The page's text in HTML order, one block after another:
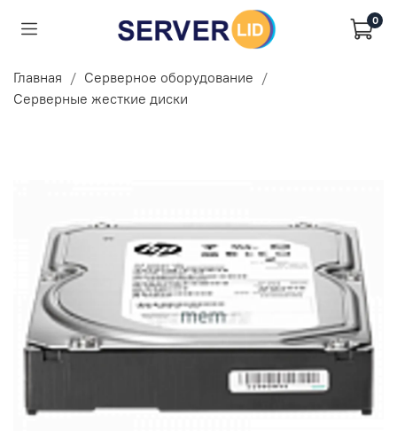
0
Главная
Серверное оборудование
Серверные жесткие диски